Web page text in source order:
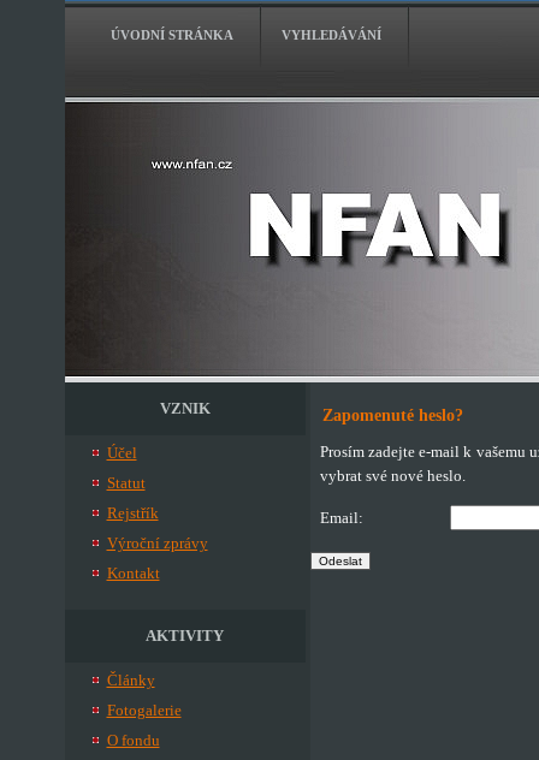
ÚVODNÍ STRÁNKA VYHLEDÁVÁNÍ
VZNIK
Účel
Statut
Rejstřík
Výroční zprávy
Kontakt
AKTIVITY
Články
Fotogalerie
O fondu
Zapomenuté heslo?
Prosím zadejte e-mail k vašemu
vybrat své nové heslo.
Email:
Odeslat